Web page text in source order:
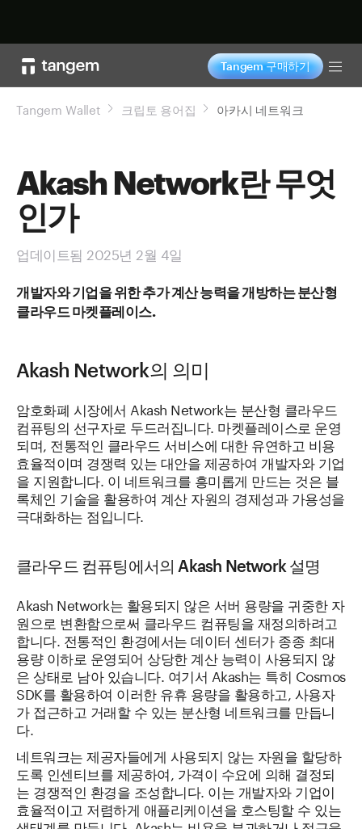
Tangem 구매하기
Tangem Wallet 크립토 용어집 아카시 네트워크
Akash Network란 무엇
인가
업데이트됨 2025년 2월 4일
개발자와 기업을 위한 추가 계산 능력을 개방하는 분산형
클라우드 마켓플레이스.
Akash Network의 의미
암호화폐 시장에서 Akash Network는 분산형 클라우드
컴퓨팅의 선구자로 두드러집니다. 마켓플레이스로 운영
되며, 전통적인 클라우드 서비스에 대한 유연하고 비용
효율적이며 경쟁력 있는 대안을 제공하여 개발자와 기업
을 지원합니다. 이 네트워크를 흥미롭게 만드는 것은 블
록체인 기술을 활용하여 계산 자원의 경제성과 가용성을
극대화하는 점입니다.
클라우드 컴퓨팅에서의 Akash Network 설명
Akash Network는 활용되지 않은 서버 용량을 귀중한 자
원으로 변환함으로써 클라우드 컴퓨팅을 재정의하려고
합니다. 전통적인 환경에서는 데이터 센터가 종종 최대
용량 이하로 운영되어 상당한 계산 능력이 사용되지 않
은 상태로 남아 있습니다. 여기서 Akash는 특히 Cosmos
SDK를 활용하여 이러한 유휴 용량을 활용하고, 사용자
가 접근하고 거래할 수 있는 분산형 네트워크를 만듭니
다.
네트워크는 제공자들에게 사용되지 않는 자원을 할당하
도록 인센티브를 제공하여, 가격이 수요에 의해 결정되
는 경쟁적인 환경을 조성합니다. 이는 개발자와 기업이
효율적이고 저렴하게 애플리케이션을 호스팅할 수 있는